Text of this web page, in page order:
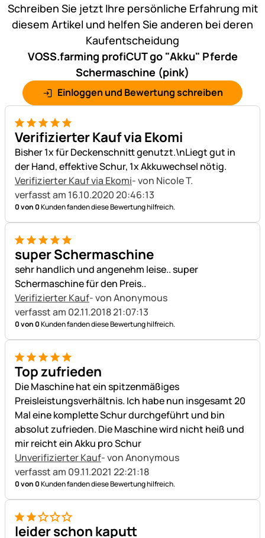
Schreiben Sie jetzt Ihre persönliche Erfahrung mit
diesem Artikel und helfen Sie anderen bei deren
Kaufentscheidung
VOSS.farming profiCUT go "Akku" Pferde
Schermaschine (pink)
Einloggen und Bewertung schreiben
5 von 5
Verifizierter Kauf via Ekomi
Bisher 1x für Deckenschnitt genutzt.\nLiegt gut in
der Hand, effektive Schur, 1x Akkuwechsel nötig.
Verifizierter Kauf via Ekomi- von Nicole T.
verfasst am 16.10.2020 20:46:13
0 von 0Kunden fanden diese Bewertung hilfreich.
5 von 5
super Schermaschine
sehr handlich und angenehm leise.. super
Schermaschine für den Preis..
Verifizierter Kauf- von Anonymous
verfasst am 02.11.2018 21:07:13
0 von 0Kunden fanden diese Bewertung hilfreich.
5 von 5
Top zufrieden
Die Maschine hat ein spitzenmäßiges
Preisleistungsverhältnis. Ich habe nun insgesamt 20
Mal eine komplette Schur durchgeführt und bin
absolut zufrieden. Die Maschine wird nicht heiß und
mir reicht ein Akku pro Schur
Unverifizierter Kauf- von Anonymous
verfasst am 09.11.2021 22:21:18
0 von 0Kunden fanden diese Bewertung hilfreich.
2 von 5
leider schon kaputt